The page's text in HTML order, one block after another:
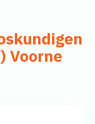
Voorne